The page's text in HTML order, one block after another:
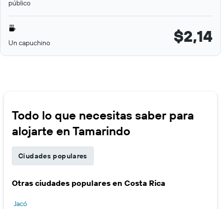
público
Un capuchino $2,14
Todo lo que necesitas saber para
alojarte en Tamarindo
Ciudades populares
Otras ciudades populares en Costa Rica
Jacó